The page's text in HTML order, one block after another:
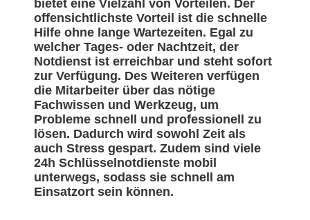
bietet eine Vielzahl von Vorteilen. Der
offensichtlichste Vorteil ist die schnelle
Hilfe ohne lange Wartezeiten. Egal zu
welcher Tages- oder Nachtzeit, der
Notdienst ist erreichbar und steht sofort
zur Verfügung. Des Weiteren verfügen
die Mitarbeiter über das nötige
Fachwissen und Werkzeug, um
Probleme schnell und professionell zu
lösen. Dadurch wird sowohl Zeit als
auch Stress gespart. Zudem sind viele
24h Schlüsselnotdienste mobil
unterwegs, sodass sie schnell am
Einsatzort sein können.